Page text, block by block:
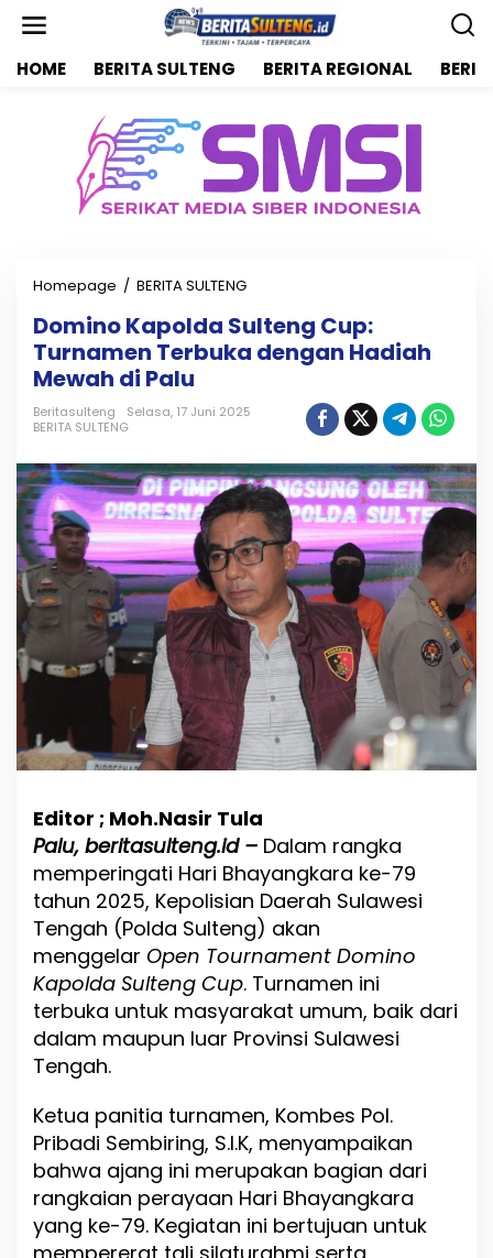
HOME BERITA SULTENG BERITA REGIONAL
Homepage / BERITA SULTENG
m
i
K
o
l
d
a
S
u
l
t
e
n
g
C
u
p
:
u
r
n
a
m
e
n
T
e
b
u
e
n
g
a
n
H
a
Domino Kapolda Sulteng Cup:
Turnamen Terbuka dengan Hadiah
Mewah di Palu
Beritasulteng
Selasa, 17 Juni 2025
BERITA SULTENG
Editor ; Moh.Nasir Tula
Palu, beritasulteng.id – Dalam rangka
memperingati Hari Bhayangkara ke-79
tahun 2025, Kepolisian Daerah Sulawesi
Tengah (Polda Sulteng) akan
menggelar Open Tournament Domino
Kapolda Sulteng Cup. Turnamen ini
terbuka untuk masyarakat umum, baik dari
dalam maupun luar Provinsi Sulawesi
Tengah.
Ketua panitia turnamen, Kombes Pol.
Pribadi Sembiring, S.I.K, menyampaikan
bahwa ajang ini merupakan bagian dari
rangkaian perayaan Hari Bhayangkara
yang ke-79. Kegiatan ini bertujuan untuk